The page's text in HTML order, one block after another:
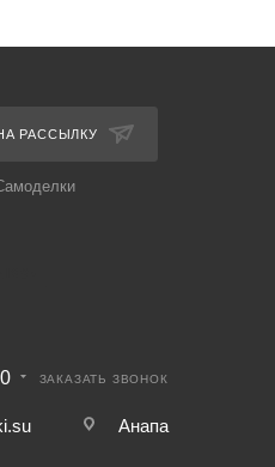
РАССЫЛКУ
ЗАКАЗАТЬ ЗВОНОК
Анапа